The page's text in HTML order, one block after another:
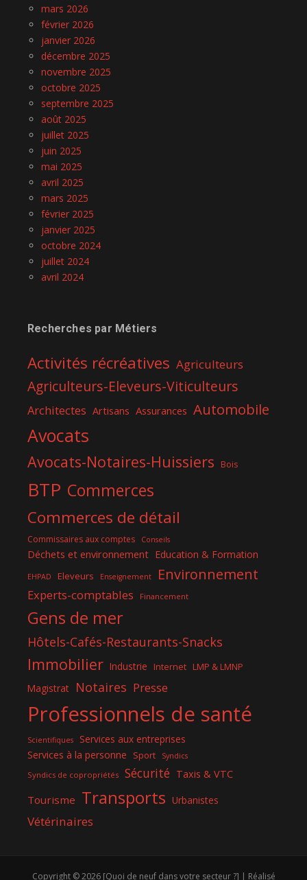
mars 2026
février 2026
janvier 2026
décembre 2025
novembre 2025
octobre 2025
septembre 2025
août 2025
juillet 2025
juin 2025
mai 2025
avril 2025
mars 2025
février 2025
janvier 2025
octobre 2024
juillet 2024
avril 2024
Recherches par Métiers
Activités récréatives Agriculteurs
Agriculteurs-Eleveurs-Viticulteurs
Architectes Artisans Assurances Automobile
Avocats
Avocats-Notaires-Huissiers Bois
BTP Commerces
Commerces de détail
Commissaires aux comptes Conseils
Déchets et environnement Education & Formation
EHPAD Eleveurs Enseignement Environnement
Experts-comptables Financement
Gens de mer
Hôtels-Cafés-Restaurants-Snacks
Immobilier Industrie Internet LMP & LMNP
Magistrat Notaires Presse
Professionnels de santé
Scientifiques
Services aux entreprises
Services à la personne
Sport Syndics
Syndics de copropriétés Sécurité Taxis & VTC
Tourisme Transports Urbanistes
Vétérinaires
Copyright © 2026 [Quoi de neuf dans votre secteur ?] | Réalisé